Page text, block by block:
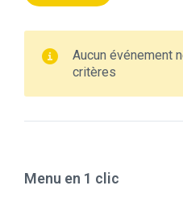
Aucun événement
critères
Menu en 1 clic